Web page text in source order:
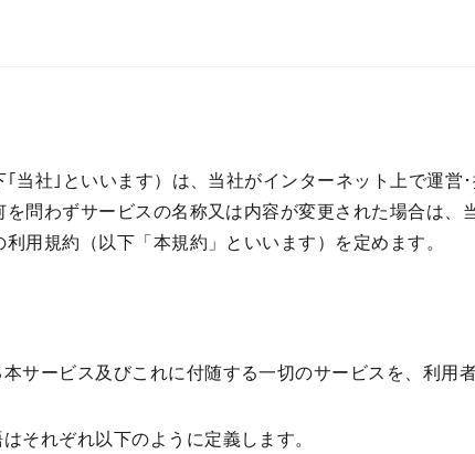
当社｣といいます）は、当社がインターネット上で運営
問わずサービスの名称又は内容が変更された場合は、
用規約（以下「本規約」といいます）を定めます。
サービス及びこれに付随する一切のサービスを、利用
それぞれ以下のように定義します。